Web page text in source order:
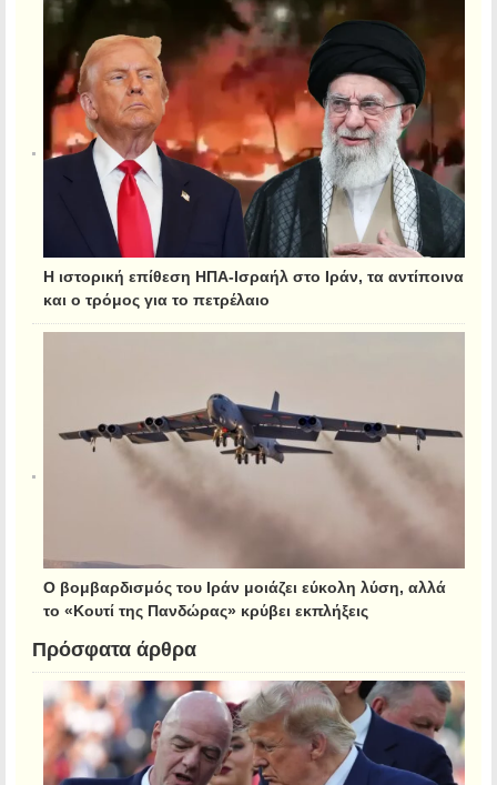
Η ιστορική επίθεση ΗΠΑ-Ισραήλ στο Ιράν, τα αντίποινα
και ο τρόμος για το πετρέλαιο
Ο βομβαρδισμός του Ιράν μοιάζει εύκολη λύση, αλλά
το «Κουτί της Πανδώρας» κρύβει εκπλήξεις
Πρόσφατα άρθρα